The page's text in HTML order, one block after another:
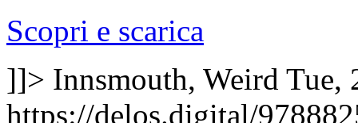
Scopri e scarica
]]> Innsmouth, Weird Tue,
https://delos.digital/